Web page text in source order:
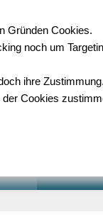
Gründen Cookies.
noch um
ihre
Cookies